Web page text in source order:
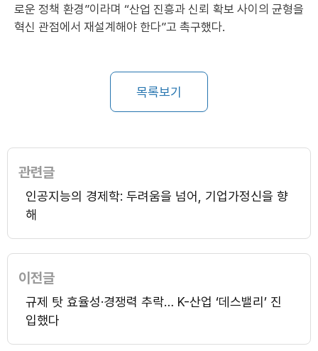
로운 정책 환경”이라며 “산업 진흥과 신뢰 확보 사이의 균형을
혁신 관점에서 재설계해야 한다”고 촉구했다.
목록보기
관련글
인공지능의 경제학: 두려움을 넘어, 기업가정신을 향
해
이전글
규제 탓 효율성·경쟁력 추락… K-산업 ‘데스밸리’ 진
입했다